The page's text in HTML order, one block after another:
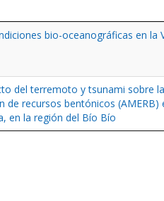
bio-oceanográficas en la
del terremoto y tsunami sobre
de recursos bentónicos (AMERB)
en la región del Bío Bío